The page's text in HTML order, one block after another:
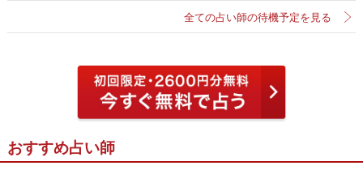
全ての占い師の待機予定を見る
おすすめ占い師